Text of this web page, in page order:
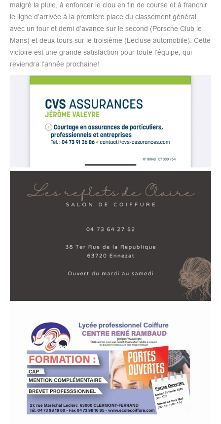
malgré la pluie, à enfoncer le clou en fin de course et à franchir
le ligne d’arrivée à la première place du classement général
avec un tour et demi d’avance sur le second (Porsche Club le
Mans) et deux tours sur le troisième (Lecluse automobile). Cette
victoire est une grande satisfaction pour toute l’équipe, qui
reviendra l’année prochaine!